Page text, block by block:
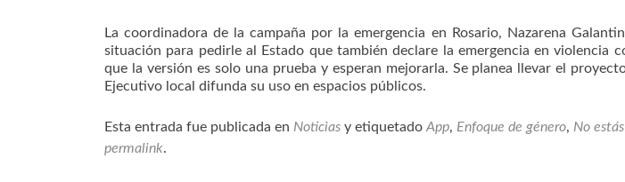
La coordinadora de la campaña por la emergencia en Rosario, Nazarena
situación para pedirle al Estado que también declare la emergencia en violencia
que la versión es solo una prueba y esperan mejorarla. Se planea llevar el
Ejecutivo local difunda su uso en espacios públicos.
Esta entrada fue publicada en Noticias y etiquetado App, Enfoque de género, No
permalink.